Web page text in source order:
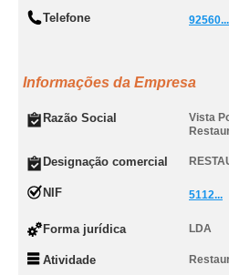
Telefone 92560...
Informações da Empresa
Razão Social
Vista
Designação comercial
NIF 5112...
Forma jurídica LDA
Atividade